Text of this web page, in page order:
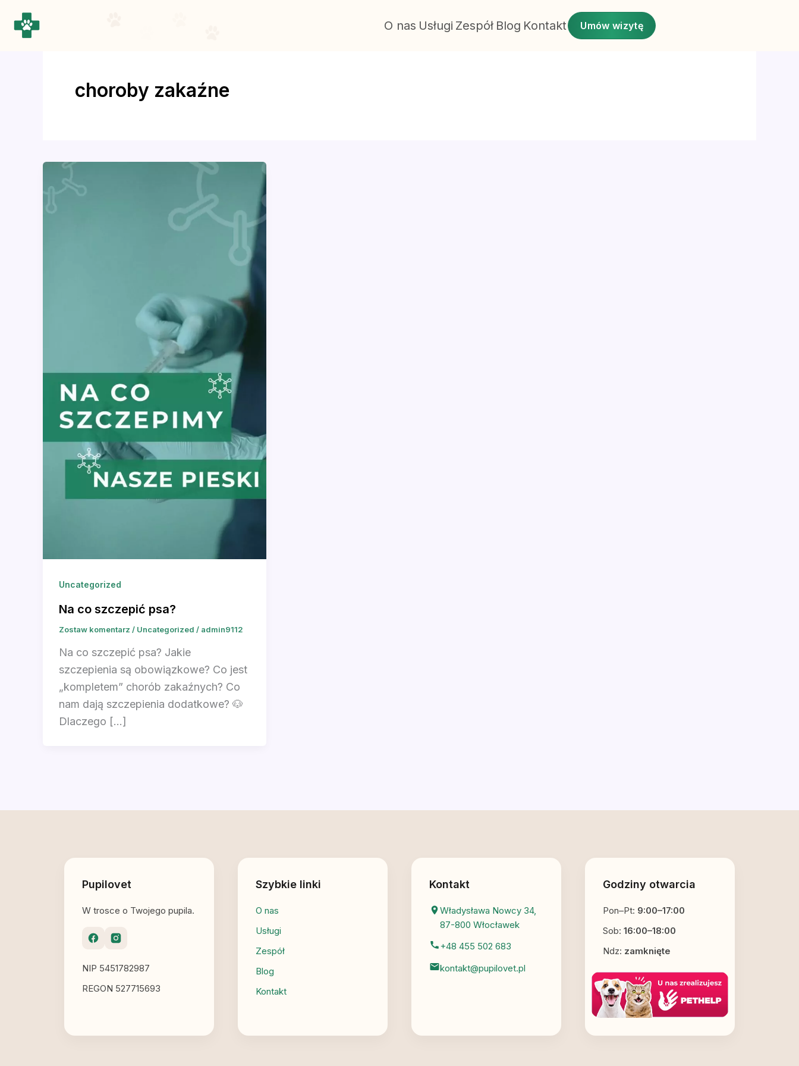
O nas Usługi Zespół Blog Kontakt Umów wizytę
choroby zakaźne
Uncategorized
Na co szczepić psa?
Zostaw komentarz / Uncategorized / admin9112
Na co szczepić psa? Jakie
szczepienia są obowiązkowe? Co jest
„kompletem” chorób zakaźnych? Co
nam dają szczepienia dodatkowe? 🐶
Dlaczego […]
Pupilovet
W trosce o Twojego pupila.
NIP 5451782987
REGON 527715693
Szybkie linki
O nas
Usługi
Zespół
Blog
Kontakt
Kontakt
Władysława Nowcy 34,
87-800 Włocławek
+48 455 502 683
kontakt@pupilovet.pl
Godziny otwarcia
Pon–Pt: 9:00–17:00
Sob:16:00–18:00
Ndz: zamknięte